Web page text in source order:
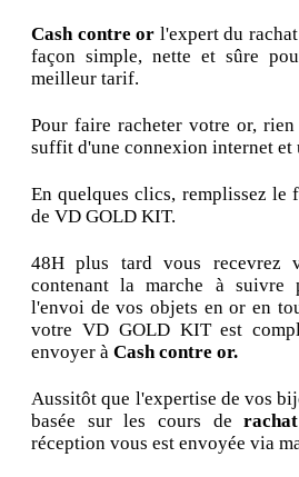
Cash contre or l'expert du
façon simple, nette et sûre
meilleur tarif.
Pour faire racheter votre or,
suffit d'une connexion internet et
En quelques clics, remplissez le
de VD GOLD KIT.
48H plus tard vous recevrez
contenant la marche à suivre
l'envoi de vos objets en or en
votre VD GOLD KIT est
envoyer à Cash contre or.
Aussitôt que l'expertise de vos
basée sur les cours de
réception vous est envoyée via